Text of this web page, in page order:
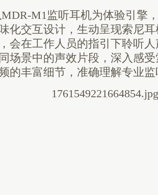
M1监听耳机为体验引擎
化交互设计，生动呈现索尼
会在工作人员的指引下聆听
场景中的声效片段，深入感
的丰富细节，准确理解专业